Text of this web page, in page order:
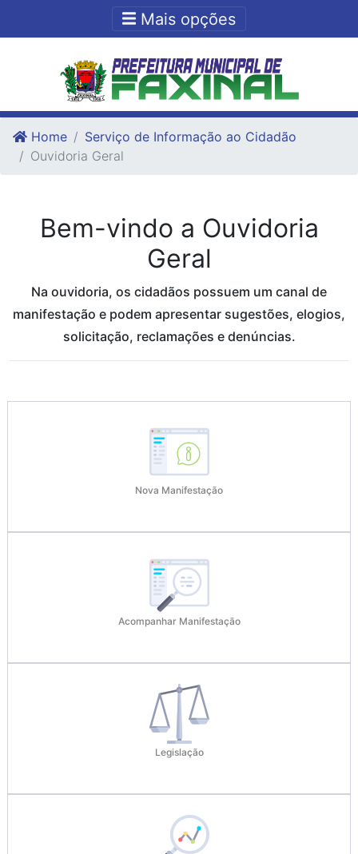
Ir para o fim do conteudo
Mais opções
Home
Serviço de Informação ao Cidadão
Ouvidoria Geral
Bem-vindo a Ouvidoria
Geral
Na ouvidoria, os cidadãos possuem um canal de
manifestação e podem apresentar sugestões, elogios,
solicitação, reclamações e denúncias.
Nova Manifestação
Acompanhar Manifestação
Legislação